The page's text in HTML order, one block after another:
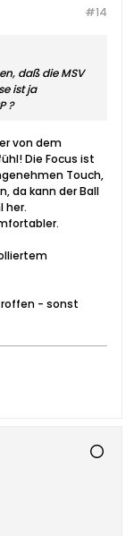
#14
daß die MSV
ist ja
?
von dem
Die Focus ist
Touch,
da kann der Ball
her.
- sonst